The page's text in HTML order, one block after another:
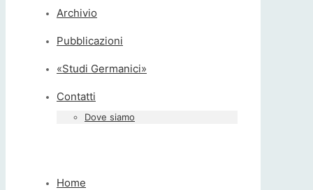
Archivio
Pubblicazioni
«Studi Germanici»
Contatti
Dove siamo
Home